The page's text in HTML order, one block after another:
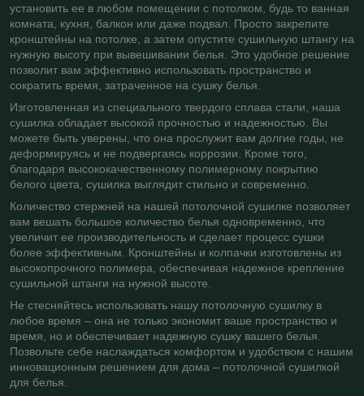
установить ее в любом помещении с потолком, будь то ванная
комната, кухня, балкон или даже подвал. Просто закрепите
кронштейны на потолке, а затем опустите сушильную штангу на
нужную высоту при вывешивании белья. Это удобное решение
позволит вам эффективно использовать пространство и
сократить время, затраченное на сушку белья.
Изготовленная из специального твердого сплава стали, наша
сушилка обладает высокой прочностью и надежностью. Вы
можете быть уверены, что она прослужит вам долгие годы, не
деформируясь и не подвергаясь коррозии. Кроме того,
благодаря высококачественному полимерному покрытию
белого цвета, сушилка выглядит стильно и современно.
Количество стержней на нашей потолочной сушилке позволяет
вам вешать большое количество белья одновременно, что
увеличит ее производительность и сделает процесс сушки
более эффективным. Кронштейны и колпачки изготовлены из
высокопрочного полимера, обеспечивая надежное крепление
сушильной штанги на нужной высоте.
Не стесняйтесь использовать нашу потолочную сушилку в
любое время – она не только экономит ваше пространство и
время, но и обеспечивает надежную сушку вашего белья.
Позвольте себе наслаждаться комфортом и удобством с нашим
инновационным решением для дома – потолочной сушилкой
для белья.